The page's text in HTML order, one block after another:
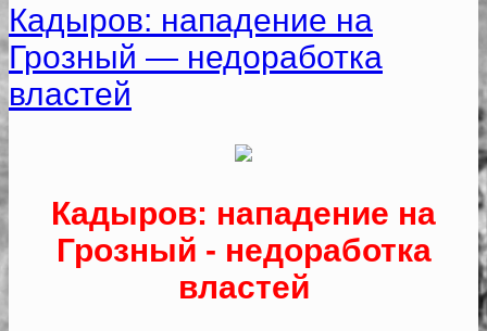
Кадыров: нападение на
Грозный — недоработка
властей
Кадыров: нападение на
Грозный - недоработка
властей